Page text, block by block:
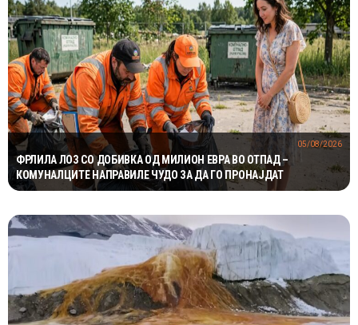
ФРЛИЛА ЛОЗ СО ДОБИВКА ОД МИЛИОН ЕВРА ВО ОТПАД –
КОМУНАЛЦИТЕ НАПРАВИЛЕ ЧУДО ЗА ДА ГО ПРОНАЈДАТ
05/08/2026